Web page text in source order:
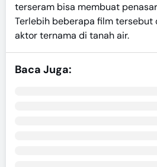
terseram bisa membuat
Terlebih beberapa film tersebut
aktor ternama di tanah air.
Baca Juga: